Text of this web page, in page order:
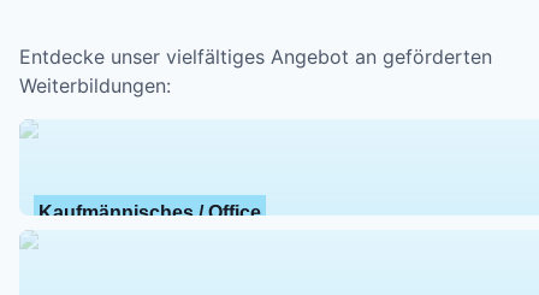
Entdecke unser vielfältiges Angebot an geförderten
Weiterbildungen:
Kaufmännisches / Office